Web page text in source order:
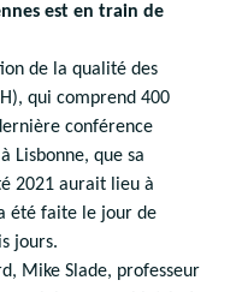
est en train de
de la qualité des
qui comprend 400
conférence
Lisbonne, que sa
2021 aurait lieu à
été faite le jour de
jours.
Mike Slade, professeur